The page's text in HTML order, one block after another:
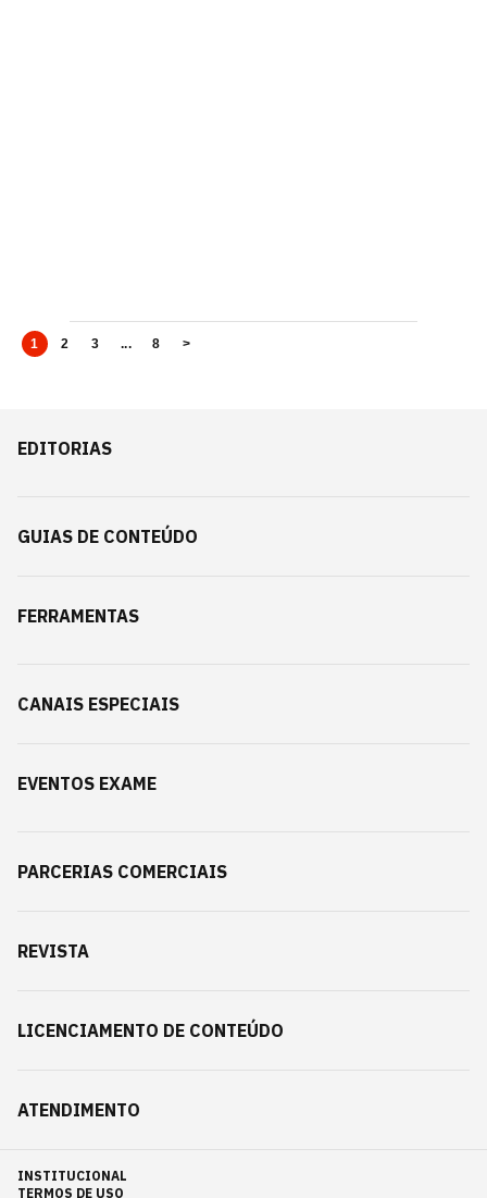
1 2 3 ... 8 >
EDITORIAS
GUIAS DE CONTEÚDO
FERRAMENTAS
CANAIS ESPECIAIS
EVENTOS EXAME
PARCERIAS COMERCIAIS
REVISTA
LICENCIAMENTO DE CONTEÚDO
ATENDIMENTO
INSTITUCIONAL
TERMOS DE USO